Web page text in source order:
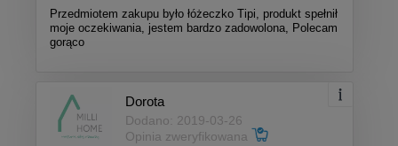
Przedmiotem zakupu było łóżeczko Tipi, produkt spełnił
moje oczekiwania, jestem bardzo zadowolona, Polecam
gorąco
Dorota
Dodano: 2019-03-26
Opinia zweryfikowana